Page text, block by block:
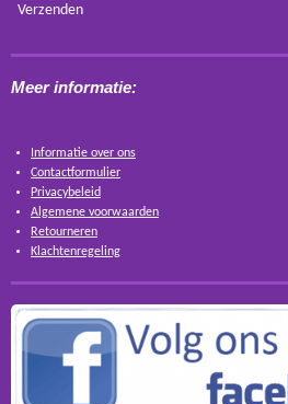
Verzenden
Meer informatie:
Informatie over ons
Contactformulier
Privacybeleid
Algemene voorwaarden
Retourneren
Klachtenregeling